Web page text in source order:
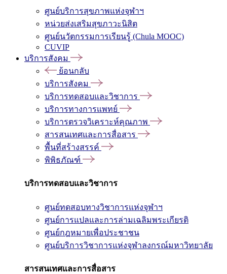
ศูนย์บริการสุขภาพแห่งจุฬาฯ
หน่วยส่งเสริมสุขภาวะนิสิต
ศูนย์นวัตกรรมการเรียนรู้ (Chula MOOC)
CUVIP
บริการสังคม
ย้อนกลับ
บริการสังคม
บริการทดสอบและวิชาการ
บริการทางการแพทย์
บริการตรวจวิเคราะห์คุณภาพ
สารสนเทศและการสื่อสาร
พื้นที่สร้างสรรค์
พิพิธภัณฑ์
บริการทดสอบและวิชาการ
ศูนย์ทดสอบทางวิชาการแห่งจุฬาฯ
ศูนย์การแปลและการล่ามเฉลิมพระเกียรติ
ศูนย์กฎหมายเพื่อประชาชน
ศูนย์บริการวิชาการแห่งจุฬาลงกรณ์มหาวิทยาลัย
สารสนเทศและการสื่อสาร